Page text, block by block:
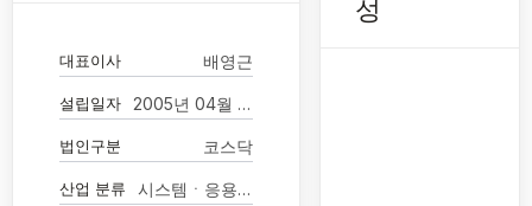
대표이사 배영근
설립일자 2005년 04월 02일
법인구분 코스닥
산업 분류 시스템ㆍ응용 소프트웨어 개발 및 공급업
성